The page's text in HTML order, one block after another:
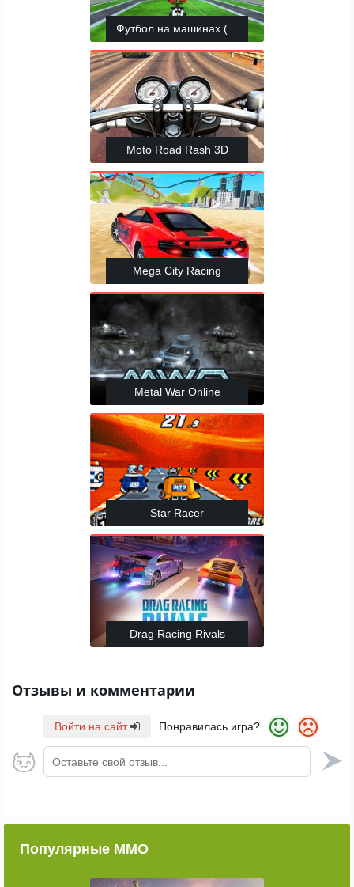
Футбол на машинах (SocCar)
Moto Road Rash 3D
Mega City Racing
Metal War Online
Star Racer
Drag Racing Rivals
Отзывы и комментарии
Войти на сайт Понравилась игра?
Оставьте свой отзыв...
Популярные ММО